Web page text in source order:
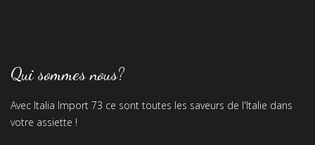
Qui sommes nous?
Avec Italia Import 73 ce sont toutes les saveurs de l'Italie dans
votre assiette !